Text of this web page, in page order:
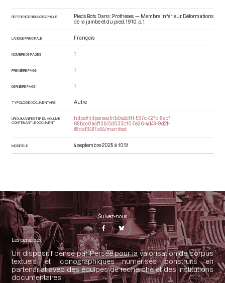
RÉFÉRENCE BIBLIOGRAPHIQUE
Pieds Bots. Dans : Prothèses — Membre inférieur. Déformations
de la jambe et du pied . 1910. p. 1.
LANGUE PRINCIPALE Français
NOMBRE DE PAGES 1
PREMIÈRE PAGE 1
DERNIÈRE PAGE 1
TYPOLOGIE DOCUMENTAIRE Autre
URI DU MANIFEST IIIF DU VOLUME
CONTENANT LE DOCUMENT
https://iiif.persee.fr/b0e2cf11-597c-427d-8ac7-
68bcc0acf13b/3d033c10-7e36-4d48-9d2f-
88daf3487a54/manifest
MODIFIÉ LE 4 septembre 2025 à 10:51
Suivez-nous
Les perséides
Un dispositif pensé par Persée pour la valorisation de corpus
textuels et iconographiques numérisés construits en
partenariat avec des équipes de recherche et des institutions
documentaires.